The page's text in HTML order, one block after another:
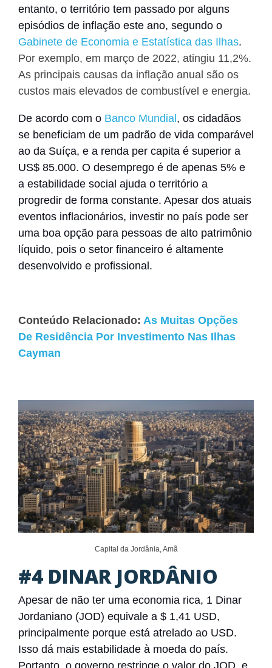
entanto, o território tem passado por alguns
episódios de inflação este ano, segundo o
Gabinete de Economia e Estatística das Ilhas.
Por exemplo, em março de 2022, atingiu 11,2%.
As principais causas da inflação anual são os
custos mais elevados de combustível e energia.
De acordo com o Banco Mundial , os cidadãos
se beneficiam de um padrão de vida comparável
ao da Suíça, e a renda per capita é superior a
US$ 85.000. O desemprego é de apenas 5% e
a estabilidade social ajuda o território a
progredir de forma constante. Apesar dos atuais
eventos inflacionários, investir no país pode ser
uma boa opção para pessoas de alto patrimônio
líquido, pois o setor financeiro é altamente
desenvolvido e profissional.
Conteúdo Relacionado: As Muitas Opções
De Residência Por Investimento Nas Ilhas
Cayman
Capital da Jordânia, Amã
#4 DINAR JORDÂNIO
Apesar de não ter uma economia rica, 1 Dinar
Jordaniano (JOD) equivale a $ 1,41 USD,
principalmente porque está atrelado ao USD.
Isso dá mais estabilidade à moeda do país.
Portanto, o governo restringe o valor do JOD, e